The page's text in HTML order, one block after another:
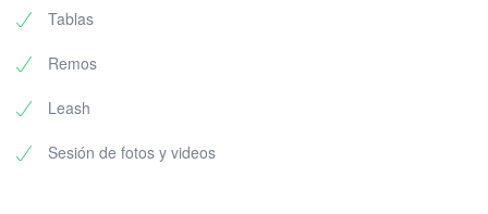
Tablas
Remos
Leash
Sesión de fotos y videos